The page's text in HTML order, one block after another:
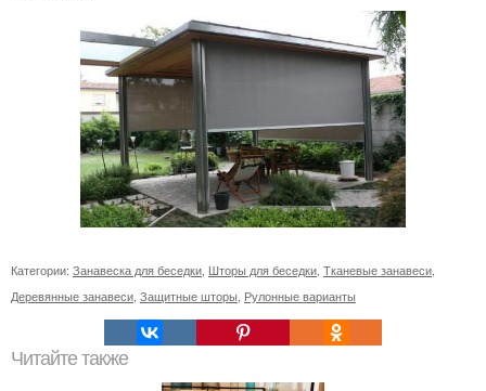
Категории: Занавеска для беседки Шторы для беседки Тканевые занавеси
Деревянные занавеси Защитные шторы Рулонные варианты
Читайте также